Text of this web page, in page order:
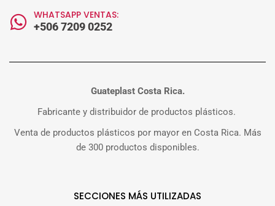
WHATSAPP VENTAS:
+506 7209 0252
Guateplast Costa Rica.
Fabricante y distribuidor de productos plásticos.
Venta de productos plásticos por mayor en Costa Rica. Más
de 300 productos disponibles.
SECCIONES MÁS UTILIZADAS